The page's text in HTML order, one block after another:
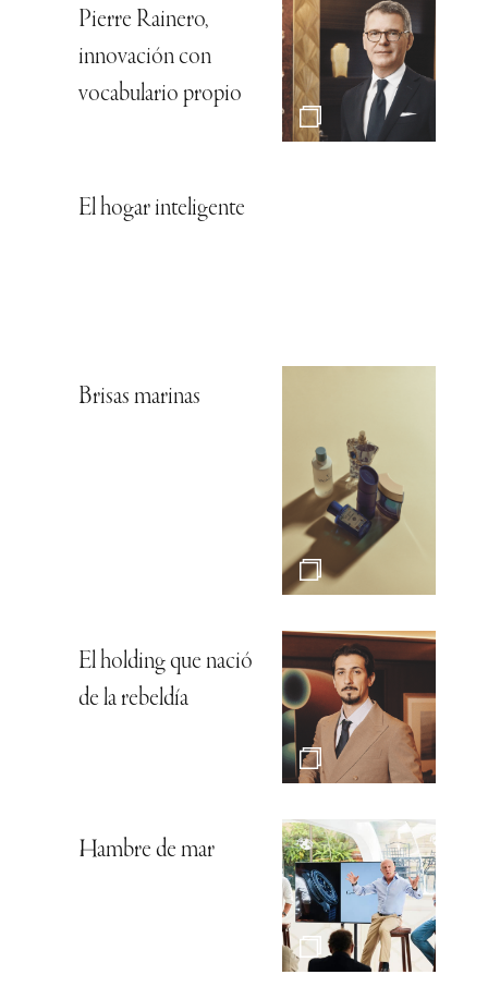
Pierre Rainero,
innovación con
vocabulario propio
El hogar inteligente
Brisas marinas
El holding que nació
de la rebeldía
Hambre de mar